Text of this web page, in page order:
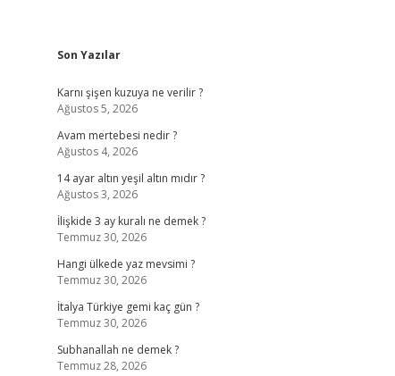
Sidebar
Son Yazılar
Karnı şişen kuzuya ne verilir ?
Ağustos 5, 2026
Avam mertebesi nedir ?
Ağustos 4, 2026
14 ayar altın yeşil altın mıdır ?
Ağustos 3, 2026
İlişkide 3 ay kuralı ne demek ?
Temmuz 30, 2026
Hangi ülkede yaz mevsimi ?
Temmuz 30, 2026
İtalya Türkiye gemi kaç gün ?
Temmuz 30, 2026
Subhanallah ne demek ?
Temmuz 28, 2026